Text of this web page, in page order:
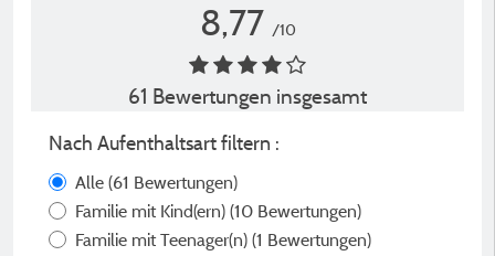
8,77 /10
61 Bewertungen insgesamt
Nach Aufenthaltsart filtern :
Alle (61 Bewertungen)
Familie mit Kind(ern) (10 Bewertungen)
Familie mit Teenager(n) (1 Bewertungen)